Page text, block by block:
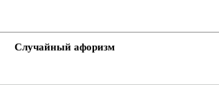
Случайный афоризм